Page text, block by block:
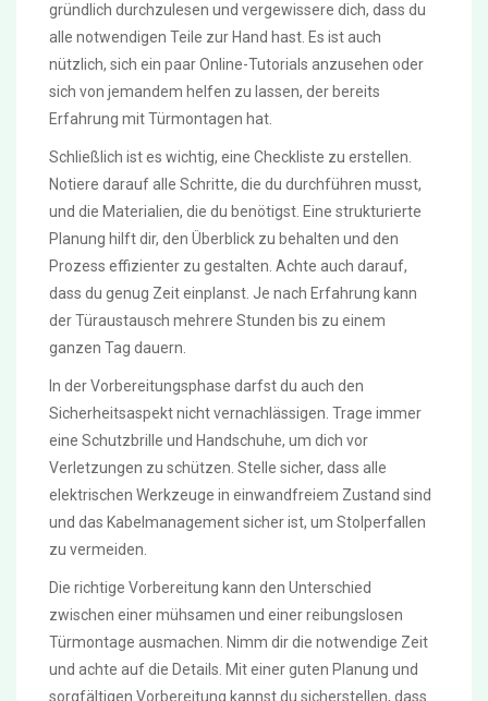
gründlich durchzulesen und vergewissere dich, dass du
alle notwendigen Teile zur Hand hast. Es ist auch
nützlich, sich ein paar Online-Tutorials anzusehen oder
sich von jemandem helfen zu lassen, der bereits
Erfahrung mit Türmontagen hat.
Schließlich ist es wichtig, eine Checkliste zu erstellen.
Notiere darauf alle Schritte, die du durchführen musst,
und die Materialien, die du benötigst. Eine strukturierte
Planung hilft dir, den Überblick zu behalten und den
Prozess effizienter zu gestalten. Achte auch darauf,
dass du genug Zeit einplanst. Je nach Erfahrung kann
der Türaustausch mehrere Stunden bis zu einem
ganzen Tag dauern.
In der Vorbereitungsphase darfst du auch den
Sicherheitsaspekt nicht vernachlässigen. Trage immer
eine Schutzbrille und Handschuhe, um dich vor
Verletzungen zu schützen. Stelle sicher, dass alle
elektrischen Werkzeuge in einwandfreiem Zustand sind
und das Kabelmanagement sicher ist, um Stolperfallen
zu vermeiden.
Die richtige Vorbereitung kann den Unterschied
zwischen einer mühsamen und einer reibungslosen
Türmontage ausmachen. Nimm dir die notwendige Zeit
und achte auf die Details. Mit einer guten Planung und
sorgfältigen Vorbereitung kannst du sicherstellen, dass